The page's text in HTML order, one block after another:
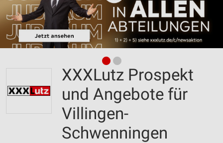
XXXLutz Prospekt
und Angebote für
Villingen-
Schwenningen